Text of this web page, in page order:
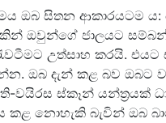
ඔබ සිතන ආකාරයටම
ඔවුන්ගේ ජාලයට
උත්සාහ කරයි.
ඔබ දැන් කළ බව ඔබට
වයිරස ස්කෑන් යන්ත්‍රයක්
කළ නොහැකි බැවින් ඔබ